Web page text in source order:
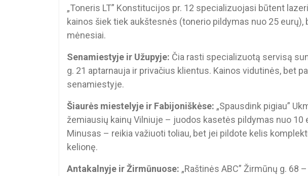
„Toneris LT” Konstitucijos pr. 12 specializuojasi būtent
kainos šiek tiek aukštesnės (tonerio pildymas nuo 25 eurų),
mėnesiai.
Senamiestyje ir Užupyje: Čia rasti specializuotą servisą
g. 21 aptarnauja ir privačius klientus. Kainos vidutinės, bet
senamiestyje.
Šiaurės miestelyje ir Fabijoniškėse: „Spausdink pigiau”
žemiausių kainų Vilniuje – juodos kasetės pildymas nuo 10
Minusas – reikia važiuoti toliau, bet jei pildote kelis
kelionę.
Antakalnyje ir Žirmūnuose: „Raštinės ABC” Žirmūnų g. 68